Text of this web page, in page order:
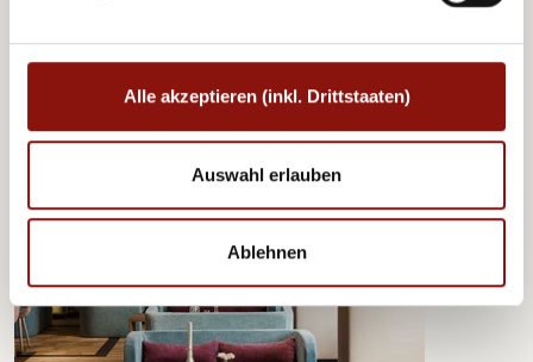
Alle akzeptieren (inkl. Drittstaaten)
Auswahl erlauben
Ablehnen
Austria Trend Hotels
Hotel Europa Wien